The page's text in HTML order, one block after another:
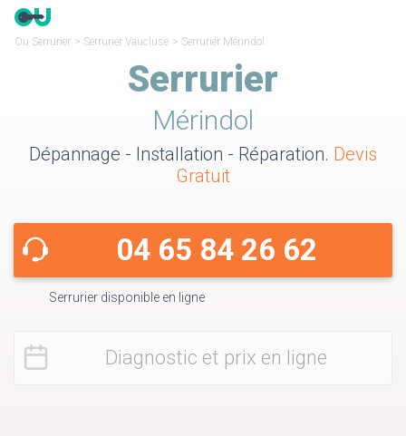
Ou Serrurier > Serrurier Vaucluse > Serrurier Mérindol
Serrurier
Mérindol
Dépannage - Installation - Réparation. Devis
Gratuit
04 65 84 26 62
Serrurier disponible en ligne
Diagnostic et prix en ligne